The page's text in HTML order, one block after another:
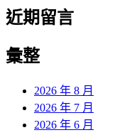
近期留言
彙整
2026 年 8 月
2026 年 7 月
2026 年 6 月